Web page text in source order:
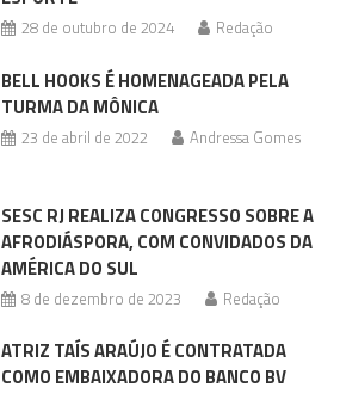
28 de outubro de 2024 Redação
BELL HOOKS É HOMENAGEADA PELA
TURMA DA MÔNICA
23 de abril de 2022 Andressa Gomes
SESC RJ REALIZA CONGRESSO SOBRE A
AFRODIÁSPORA, COM CONVIDADOS DA
AMÉRICA DO SUL
8 de dezembro de 2023 Redação
ATRIZ TAÍS ARAÚJO É CONTRATADA
COMO EMBAIXADORA DO BANCO BV